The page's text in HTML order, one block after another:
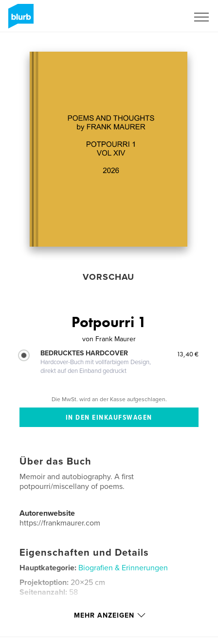
VORSCHAU
Potpourri 1
von Frank Maurer
BEDRUCKTES HARDCOVER
Hardcover-Buch mit vollfarbigem Design,
direkt auf den Einband gedruckt
13,40 €
Die MwSt. wird an der Kasse aufgeschlagen.
Über das Buch
Memoir and autobiography. A first
potpourri/miscellany of poems.
Autorenwebsite
https://frankmaurer.com
Eigenschaften und Details
Hauptkategorie: Biografien & Erinnerungen
Projektoption: 20×25 cm
Seitenanzahl: 58
Bedrucktes Hardcover: 9798240629426
MEHR ANZEIGEN